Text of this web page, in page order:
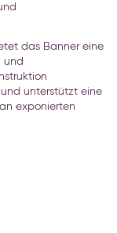
das Banner eine
und
unterstützt eine
exponierten